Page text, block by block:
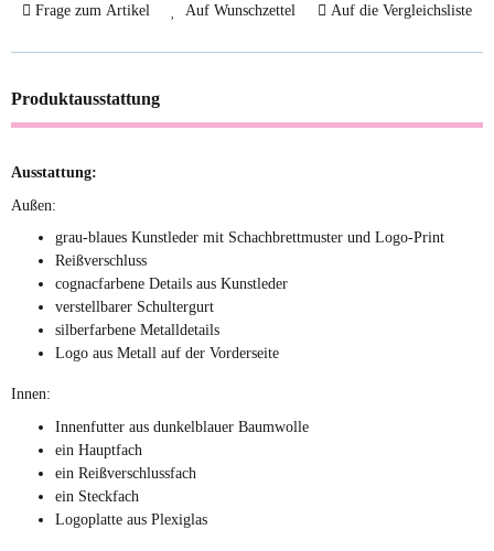
Frage zum Artikel Auf Wunschzettel Auf die Vergleichsliste
Produktausstattung
Ausstattung:
Außen:
grau-blaues Kunstleder mit Schachbrettmuster und Logo-Print
Reißverschluss
cognacfarbene Details aus Kunstleder
verstellbarer Schultergurt
silberfarbene Metalldetails
Logo aus Metall auf der Vorderseite
Innen:
Innenfutter aus dunkelblauer Baumwolle
ein Hauptfach
ein Reißverschlussfach
ein Steckfach
Logoplatte aus Plexiglas